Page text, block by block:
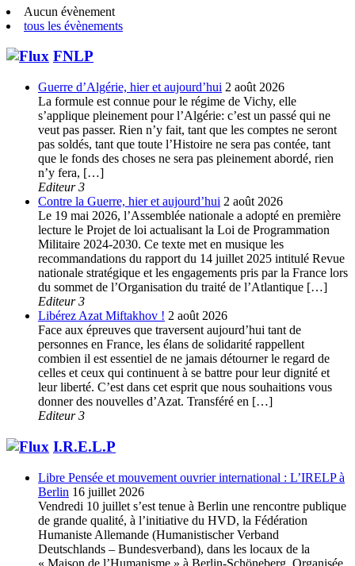
Aucun évènement
tous les évènements
FNLP
Guerre d’Algérie, hier et aujourd’hui 2 août 2026
La formule est connue pour le régime de Vichy, elle
s’applique pleinement pour l’Algérie: c’est un passé qui ne
veut pas passer. Rien n’y fait, tant que les comptes ne seront
pas soldés, tant que toute l’Histoire ne sera pas contée, tant
que le fonds des choses ne sera pas pleinement abordé, rien
n’y fera, […]
Editeur 3
Contre la Guerre, hier et aujourd’hui 2 août 2026
Le 19 mai 2026, l’Assemblée nationale a adopté en première
lecture le Projet de loi actualisant la Loi de Programmation
Militaire 2024-2030. Ce texte met en musique les
recommandations du rapport du 14 juillet 2025 intitulé Revue
nationale stratégique et les engagements pris par la France lors
du sommet de l’Organisation du traité de l’Atlantique […]
Editeur 3
Libérez Azat Miftakhov ! 2 août 2026
Face aux épreuves que traversent aujourd’hui tant de
personnes en France, les élans de solidarité rappellent
combien il est essentiel de ne jamais détourner le regard de
celles et ceux qui continuent à se battre pour leur dignité et
leur liberté. C’est dans cet esprit que nous souhaitions vous
donner des nouvelles d’Azat. Transféré en […]
Editeur 3
I.R.E.L.P
Libre Pensée et mouvement ouvrier international : L’IRELP à
Berlin 16 juillet 2026
Vendredi 10 juillet s’est tenue à Berlin une rencontre publique
de grande qualité, à l’initiative du HVD, la Fédération
Humaniste Allemande (Humanistischer Verband
Deutschlands – Bundesverband), dans les locaux de la
« Maison de l’Humanisme » à Berlin-Schöneberg. Organisée